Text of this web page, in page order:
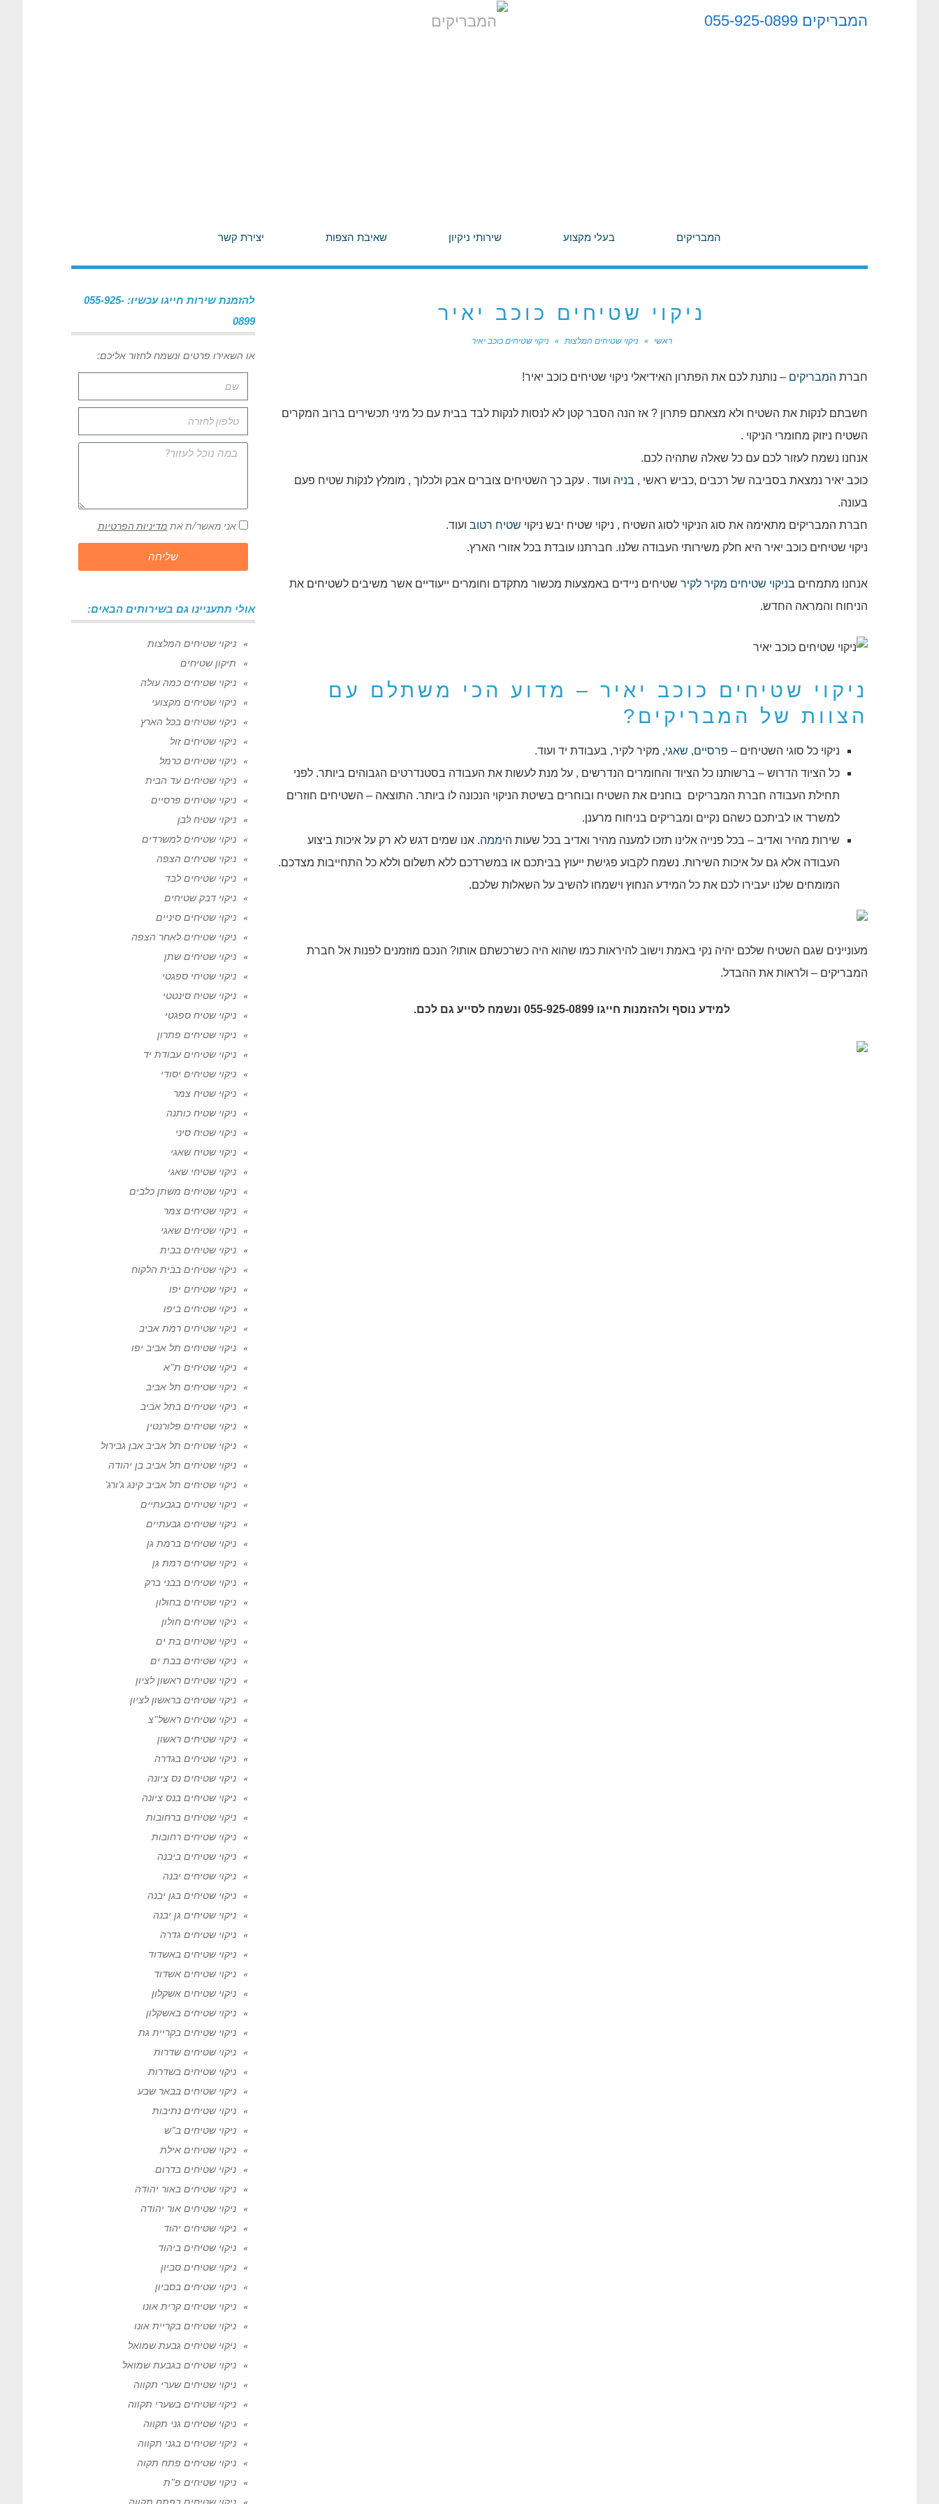
המבריקים 055-925-0899
המבריקים בעלי מקצוע שירותי ניקיון שאיבת הצפות יצירת קשר
ניקוי שטיחים כוכב יאיר
ראשי » ניקוי שטיחים המלצות » ניקוי שטיחים כוכב יאיר
חברת המבריקים – נותנת לכם את הפתרון האידיאלי ניקוי שטיחים כוכב יאיר!
חשבתם לנקות את השטיח ולא מצאתם פתרון ? אז הנה הסבר קטן לא לנסות לנקות לבד בבית עם כל מיני תכשירים ברוב המקרים
השטיח ניזוק מחומרי הניקוי .
אנחנו נשמח לעזור לכם עם כל שאלה שתהיה לכם.
כוכב יאיר נמצאת בסביבה של רכבים ,כביש ראשי , בניה ועוד . עקב כך השטיחים צוברים אבק ולכלוך , מומלץ לנקות שטיח פעם
בעונה.
חברת המבריקים מתאימה את סוג הניקוי לסוג השטיח , ניקוי שטיח יבש ניקוי שטיח רטוב ועוד.
ניקוי שטיחים כוכב יאיר היא חלק משירותי העבודה שלנו. חברתנו עובדת בכל אזורי הארץ.
אנחנו מתמחים בניקוי שטיחים מקיר לקיר שטיחים ניידים באמצעות מכשור מתקדם וחומרים ייעודיים אשר משיבים לשטיחים את
הניחוח והמראה החדש.
ניקוי שטיחים כוכב יאיר – מדוע הכי משתלם עם
הצוות של המבריקים?
ניקוי כל סוגי השטיחים – פרסיים, שאגי, מקיר לקיר, בעבודת יד ועוד.
כל הציוד הדרוש – ברשותנו כל הציוד והחומרים הנדרשים , על מנת לעשות את העבודה בסטנדרטים הגבוהים ביותר. לפני
תחילת העבודה חברת המבריקים בוחנים את השטיח ובוחרים בשיטת הניקוי הנכונה לו ביותר. התוצאה – השטיחים חוזרים
למשרד או לביתכם כשהם נקיים ומבריקים בניחוח מרענן.
שירות מהיר ואדיב – בכל פנייה אלינו תזכו למענה מהיר ואדיב בכל שעות היממה. אנו שמים דגש לא רק על איכות ביצוע
העבודה אלא גם על איכות השירות. נשמח לקבוע פגישת ייעוץ בביתכם או במשרדכם ללא תשלום וללא כל התחייבות מצדכם.
המומחים שלנו יעבירו לכם את כל המידע הנחוץ וישמחו להשיב על השאלות שלכם.
מעוניינים שגם השטיח שלכם יהיה נקי באמת וישוב להיראות כמו שהוא היה כשרכשתם אותו? הנכם מוזמנים לפנות אל חברת
המבריקים – ולראות את ההבדל.
למידע נוסף ולהזמנות חייגו055-925-0899 ונשמחלסייע גם לכם.
להזמנת שירות חייגו עכשיו: 055-925-
0899
או השאירו פרטים ונשמח לחזור אליכם:
אני מאשר/ת את מדיניות הפרטיות
שליחה
אולי תתעניינו גם בשירותים הבאים:
ניקוי שטיחים המלצות
תיקון שטיחים
ניקוי שטיחים כמה עולה
ניקוי שטיחים מקצועי
ניקוי שטיחים בכל הארץ
ניקוי שטיחים זול
ניקוי שטיחים כרמל
ניקוי שטיחים עד הבית
ניקוי שטיחים פרסיים
ניקוי שטיח לבן
ניקוי שטיחים למשרדים
ניקוי שטיחים הצפה
ניקוי שטיחים לבד
ניקוי דבק שטיחים
ניקוי שטיחים סיניים
ניקוי שטיחים לאחר הצפה
ניקוי שטיחים שתן
ניקוי שטיחי ספגטי
ניקוי שטיח סינטטי
ניקוי שטיח ספגטי
ניקוי שטיחים פתרון
ניקוי שטיחים עבודת יד
ניקוי שטיחים יסודי
ניקוי שטיח צמר
ניקוי שטיח כותנה
ניקוי שטיח סיני
ניקוי שטיח שאגי
ניקוי שטיחי שאגי
ניקוי שטיחים משתן כלבים
ניקוי שטיחים צמר
ניקוי שטיחים שאגי
ניקוי שטיחים בבית
ניקוי שטיחים בבית הלקוח
ניקוי שטיחים יפו
ניקוי שטיחים ביפו
ניקוי שטיחים רמת אביב
ניקוי שטיחים תל אביב יפו
ניקוי שטיחים ת"א
ניקוי שטיחים תל אביב
ניקוי שטיחים בתל אביב
ניקוי שטיחים פלורנטין
ניקוי שטיחים תל אביב אבן גבירול
ניקוי שטיחים תל אביב בן יהודה
ניקוי שטיחים תל אביב קינג ג'ורג'
ניקוי שטיחים בגבעתיים
ניקוי שטיחים גבעתיים
ניקוי שטיחים ברמת גן
ניקוי שטיחים רמת גן
ניקוי שטיחים בבני ברק
ניקוי שטיחים בחולון
ניקוי שטיחים חולון
ניקוי שטיחים בת ים
ניקוי שטיחים בבת ים
ניקוי שטיחים ראשון לציון
ניקוי שטיחים בראשון לציון
ניקוי שטיחים ראשל"צ
ניקוי שטיחים ראשון
ניקוי שטיחים בגדרה
ניקוי שטיחים נס ציונה
ניקוי שטיחים בנס ציונה
ניקוי שטיחים ברחובות
ניקוי שטיחים רחובות
ניקוי שטיחים ביבנה
ניקוי שטיחים יבנה
ניקוי שטיחים בגן יבנה
ניקוי שטיחים גן יבנה
ניקוי שטיחים גדרה
ניקוי שטיחים באשדוד
ניקוי שטיחים אשדוד
ניקוי שטיחים אשקלון
ניקוי שטיחים באשקלון
ניקוי שטיחים בקריית גת
ניקוי שטיחים שדרות
ניקוי שטיחים בשדרות
ניקוי שטיחים בבאר שבע
ניקוי שטיחים נתיבות
ניקוי שטיחים ב"ש
ניקוי שטיחים אילת
ניקוי שטיחים בדרום
ניקוי שטיחים באור יהודה
ניקוי שטיחים אור יהודה
ניקוי שטיחים יהוד
ניקוי שטיחים ביהוד
ניקוי שטיחים סביון
ניקוי שטיחים בסביון
ניקוי שטיחים קרית אונו
ניקוי שטיחים בקריית אונו
ניקוי שטיחים גבעת שמואל
ניקוי שטיחים בגבעת שמואל
ניקוי שטיחים שערי תקווה
ניקוי שטיחים בשערי תקווה
ניקוי שטיחים גני תקווה
ניקוי שטיחים בגני תקווה
ניקוי שטיחים פתח תקוה
ניקוי שטיחים פ"ת